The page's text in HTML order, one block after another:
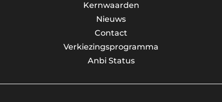
Kernwaarden
Nieuws
Contact
Verkiezingsprogramma
Anbi Status